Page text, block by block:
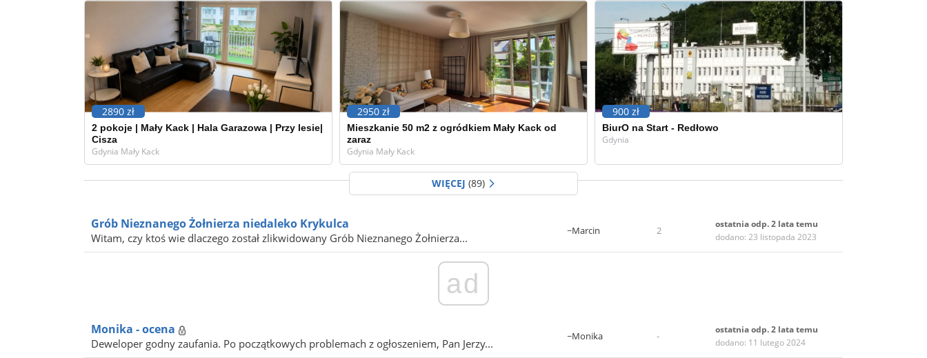
2 pokoje | Mały Kack | Hala Garazowa | Przy lesie|
Cisza
2890 zł
Gdynia Mały Kack
Mieszkanie 50 m2 z ogródkiem Mały Kack od
zaraz
2950 zł
Gdynia Mały Kack
BiurO na Start - Redłowo
900 zł
Gdynia
WIĘCEJ (89)
Grób Nieznanego Żołnierza niedaleko Krykulca
Witam, czy ktoś wie dlaczego został zlikwidowany Grób Nieznanego Żołnierza...
~Marcin 2
ostatnia odp. 2 lata temu
dodano: 23 listopada 2023
ad
Monika - ocena
Deweloper godny zaufania. Po początkowych problemach z ogłoszeniem, Pan Jerzy...
~Monika -
ostatnia odp. 2 lata temu
dodano: 11 lutego 2024